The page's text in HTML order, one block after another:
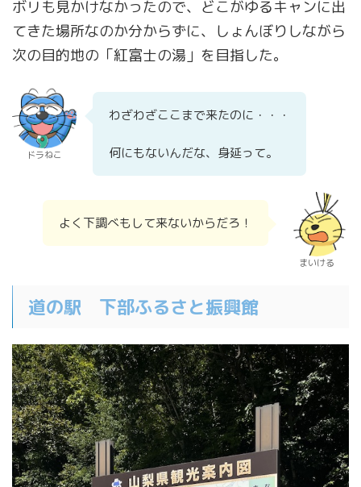
ボリも見かけなかったので、どこがゆるキャンに出
てきた場所なのか分からずに、しょんぼりしながら
次の目的地の「紅富士の湯」を目指した。
ドラねこ
わざわざここまで来たのに・・・
何にもないんだな、身延って。
よく下調べもして来ないからだろ！
まいける
道の駅 下部ふるさと振興館